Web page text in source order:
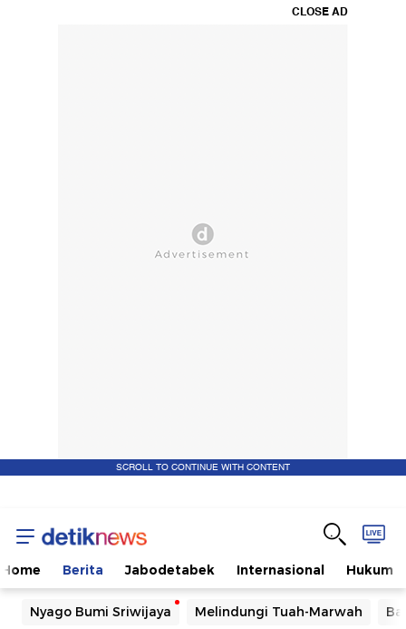
CLOSE AD
SCROLL TO CONTINUE WITH CONTENT
Home Berita Jabodetabek Internasional Hukum
Nyago Bumi Sriwijaya Melindungi Tuah-Marwah